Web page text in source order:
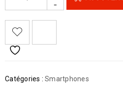
Catégories : Smartphones